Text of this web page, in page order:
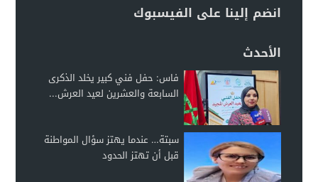
انضم إلينا على الفيسبوك
الأحدث
فاس: حفل فني كبير يخلد الذكرى
السابعة والعشرين لعيد العرش...
سبتة… عندما يهتز سؤال المواطنة
قبل أن تهتز الحدود